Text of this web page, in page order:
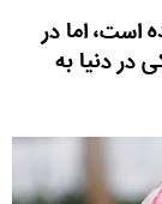
است، اما در
در دنیا به